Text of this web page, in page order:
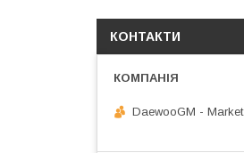
КОНТАКТИ
DaewooGM - Market